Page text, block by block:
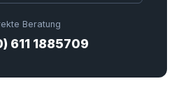
Beratung
611 1885709